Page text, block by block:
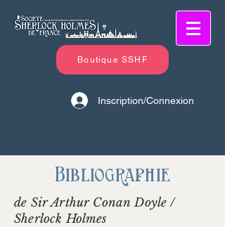
Boutique SSHF
Inscription/Connexion
Bibliographie
de Sir Arthur Conan Doyle /
Sherlock Holmes